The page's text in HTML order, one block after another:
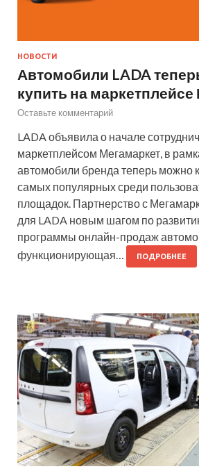
НОВОСТИ
Автомобили LADA
купить на
Оставьте комментарий
LADA объявила о начале
маркетплейсом Мегамаркет, в
автомобили бренда теперь можно
самых популярных среди
площадок. Партнерство с
для LADA новым шагом по
программы онлайн-продаж
функционирующая…
ПОДРОБНЕЕ